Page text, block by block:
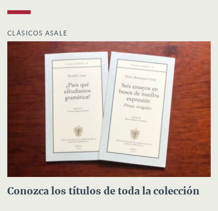
CLÁSICOS ASALE
Conozca los títulos de toda la colección